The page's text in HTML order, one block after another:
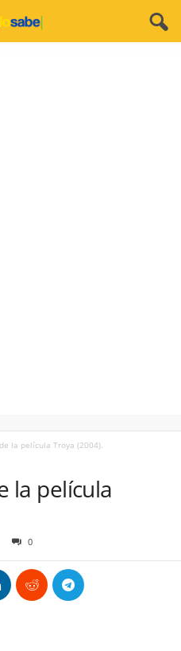
la película Troya (2004).
la película
0